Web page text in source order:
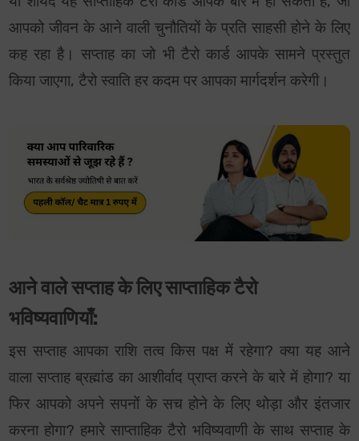
आपको जीवन के आने वाली चुनौतियों के प्रति साहसी होने के लिए
कह रहा है। सप्ताह का जो भी टैरो कार्ड आपके सामने प्रस्तुत
किया जाएगा, टैरो स्वाति हर कदम पर आपका मार्गदर्शन करेगी।
आने वाले सप्ताह के लिए साप्ताहिक टैरो
भविष्यवाणियाँ:
इस सप्ताह आपका राशि तत्व किस पक्ष में रहेगा? क्या यह आने
वाला सप्ताह ब्रह्मांड का आशीर्वाद प्राप्त करने के बारे में होगा? या
फिर आपको अपने सपनों के सच होने के लिए थोड़ा और इंतजार
करना होगा? हमारे साप्ताहिक टैरो भविष्यवाणी के साथ सप्ताह के